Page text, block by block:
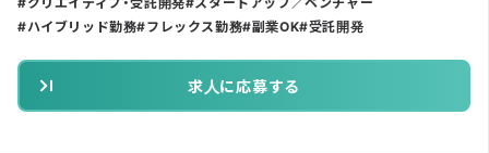
ハイブリッド勤務 フレックス勤務 副業OK 受託開発
求人に応募する